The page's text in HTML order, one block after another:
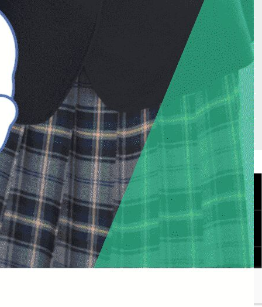
会場テスト
最新受験ニュース
入試情報
自宅受験
高校入試必勝マニュアル
書籍紹介
会社概要 個人情報保護方針
特定商取引法に基づく表記 商標登録表示について
サイトマップ コーポレートサイト